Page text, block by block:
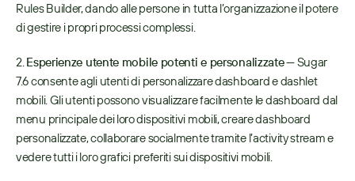
Rules Builder, dando alle persone in tutta l’organizzazione il potere
di gestire i propri processi complessi.
2. Esperienze utente mobile potenti e personalizzate — Sugar
7.6 consente agli utenti di personalizzare dashboard e dashlet
mobili. Gli utenti possono visualizzare facilmente le dashboard dal
menu principale dei loro dispositivi mobili, creare dashboard
personalizzate, collaborare socialmente tramite l’activity stream e
vedere tutti i loro grafici preferiti sui dispositivi mobili.